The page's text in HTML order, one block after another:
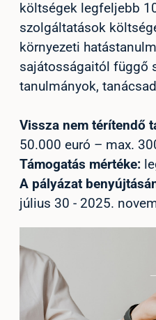
költségek legfeljebb
szolgáltatások
környezeti
sajátosságaitól függő
tanulmányok,
Vissza nem térítendő
50.000 euró – max.
Támogatás mértéke:
A pályázat
július 30 - 2025.